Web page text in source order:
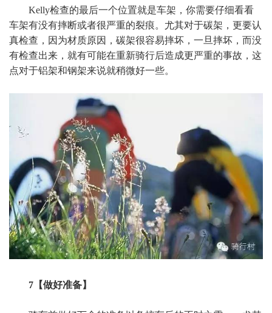
Kelly检查的最后一个位置就是车架，你需要仔细看看
车架有没有摔断或者很严重的裂痕。尤其对于碳架，更要认
真检查，因为材质原因，碳架很容易摔坏，一旦摔坏，而没
有检查出来，就有可能在重新骑行后造成更严重的事故，这
点对于铝架和钢架来说就稍微好一些。
7【做好准备】